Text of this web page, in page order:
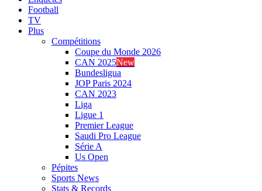
Football
TV
Plus
Compétitions
Coupe du Monde 2026
CAN 2025New
Bundesligua
JOP Paris 2024
CAN 2023
Liga
Ligue 1
Premier League
Saudi Pro League
Série A
Us Open
Pépites
Sports News
Stats & Records